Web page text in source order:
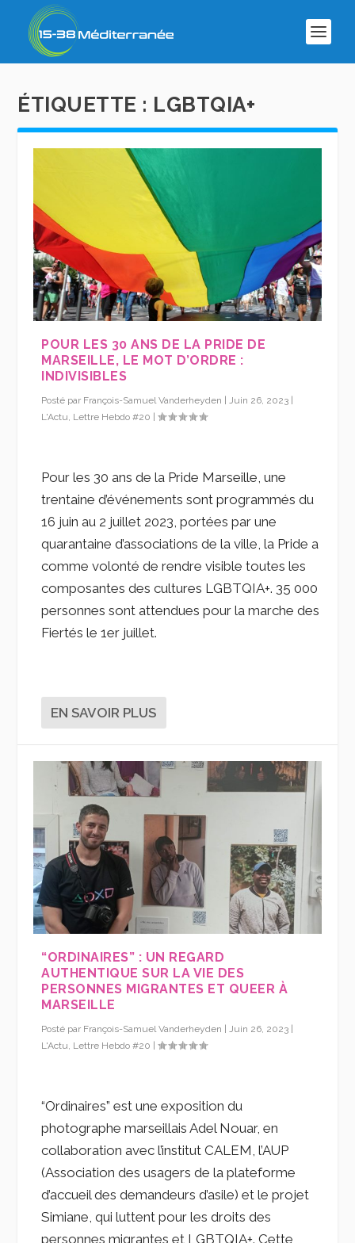
ÉTIQUETTE : LGBTQIA+
POUR LES 30 ANS DE LA PRIDE DE
MARSEILLE, LE MOT D’ORDRE :
INDIVISIBLES
Posté par François-Samuel Vanderheyden | Juin 26, 2023 |
L'Actu Lettre Hebdo #20 |
Pour les 30 ans de la Pride Marseille, une
trentaine d’événements sont programmés du
16 juin au 2 juillet 2023, portées par une
quarantaine d’associations de la ville, la Pride a
comme volonté de rendre visible toutes les
composantes des cultures LGBTQIA+. 35 000
personnes sont attendues pour la marche des
Fiertés le 1er juillet.
EN SAVOIR PLUS
“ORDINAIRES” : UN REGARD
AUTHENTIQUE SUR LA VIE DES
PERSONNES MIGRANTES ET QUEER À
MARSEILLE
Posté par François-Samuel Vanderheyden |Juin 26, 2023
L'Actu, Lettre Hebdo #20 |
“Ordinaires” est une exposition du
photographe marseillais Adel Nouar, en
collaboration avec l’institut CALEM, l’AUP
(Association des usagers de la plateforme
d’accueil des demandeurs d’asile) et le projet
Simiane, qui luttent pour les droits des
personnes migrantes et LGBTQIA+. Cette